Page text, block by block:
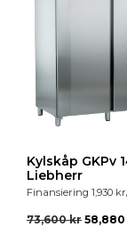
Kylskåp GKPv
Liebherr
Finansiering 1,930 kr
73,600kr 58,880